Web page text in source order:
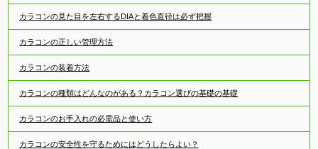
カラコンの見た目を左右するDIAと着色直径は必ず把握
カラコンの正しい管理方法
カラコンの装着方法
カラコンの種類はどんなのがある？カラコン選びの基礎の基礎
カラコンのお手入れの必需品と使い方
カラコンの安全性を守るためにはどうしたらよい？